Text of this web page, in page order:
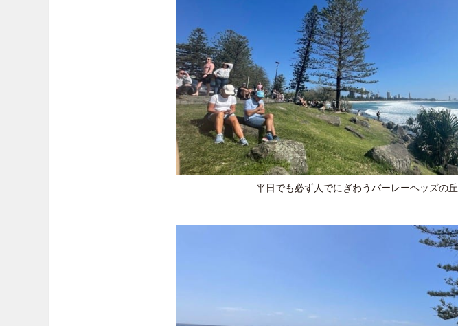
平日でも必ず人でにぎわうバーレーヘッズの丘